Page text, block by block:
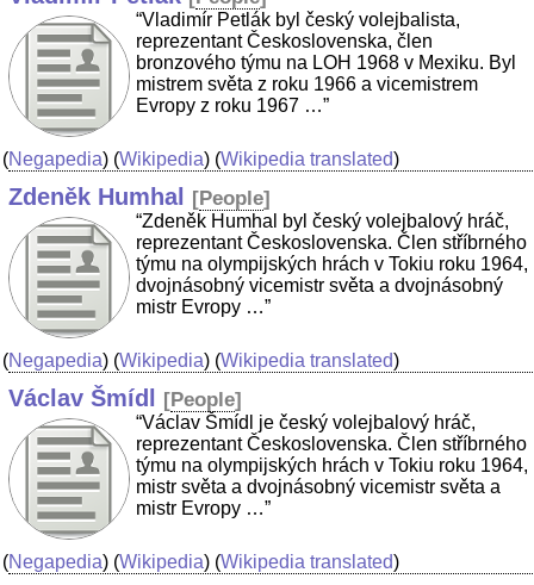
“Vladimír Petlák byl český volejbalista,
reprezentant Československa, člen
bronzového týmu na LOH 1968 v Mexiku. Byl
mistrem světa z roku 1966 a vicemistrem
Evropy z roku 1967 …”
(Negapedia) (Wikipedia) (Wikipedia translated)
Zdeněk Humhal [People]
“Zdeněk Humhal byl český volejbalový hráč,
reprezentant Československa. Člen stříbrného
týmu na olympijských hrách v Tokiu roku 1964,
dvojnásobný vicemistr světa a dvojnásobný
mistr Evropy …”
(Negapedia) (Wikipedia) (Wikipedia translated)
Václav Šmídl [People]
“Václav Šmídl je český volejbalový hráč,
reprezentant Československa. Člen stříbrného
týmu na olympijských hrách v Tokiu roku 1964,
mistr světa a dvojnásobný vicemistr světa a
mistr Evropy …”
(Negapedia) (Wikipedia) (Wikipedia translated)